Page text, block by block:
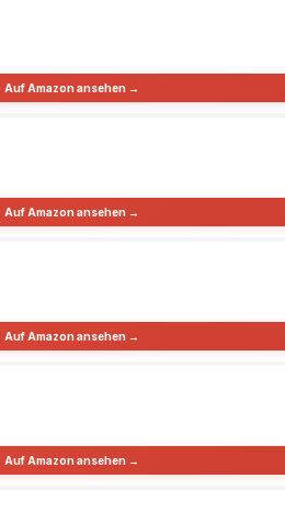
Auf Amazon ansehen →
Auf Amazon ansehen →
Auf Amazon ansehen →
Auf Amazon ansehen →